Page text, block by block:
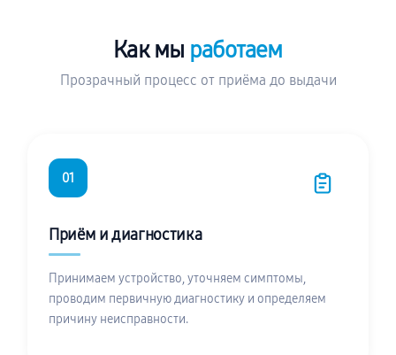
Как мы работаем
Прозрачный процесс от приёма до выдачи
01
Приём и диагностика
Принимаем устройство, уточняем симптомы,
проводим первичную диагностику и определяем
причину неисправности.